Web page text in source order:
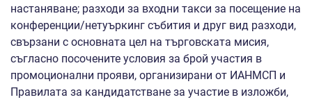
настаняване; разходи за входни такси за посещение на
конференции/нетуъркинг събития и друг вид разходи,
свързани с основната цел на търговската мисия,
съгласно посочените условия за брой участия в
промоционални прояви, организирани от ИАНМСП и
Правилата за кандидатстване за участие в изложби,